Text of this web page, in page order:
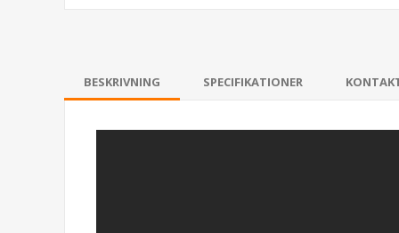
BESKRIVNING SPECIFIKATIONER